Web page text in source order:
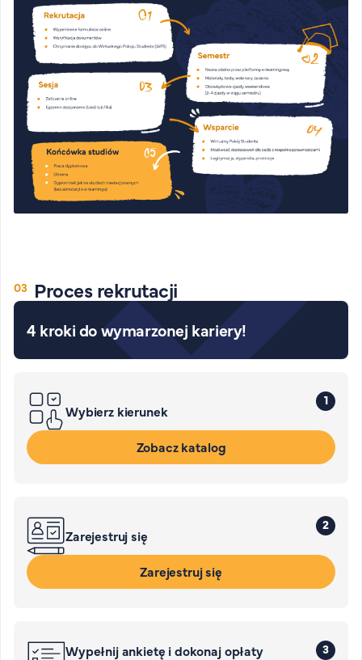
Proces rekrutacji
4 kroki do wymarzonej kariery!
1
Wybierz kierunek
Zobacz katalog
2
Zarejestruj się
Zarejestruj się
3
Wypełnij ankietę i dokonaj opłaty